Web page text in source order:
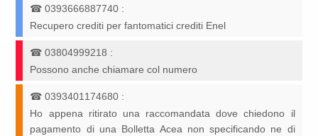
☎0393666887740 :
Recupero crediti per fantomatici crediti Enel
☎03804999218 :
Possono anche chiamare col numero
☎0393401174680 :
Ho appena ritirato una raccomandata dove chiedono il
pagamento di una Bolletta Acea non specificando ne di